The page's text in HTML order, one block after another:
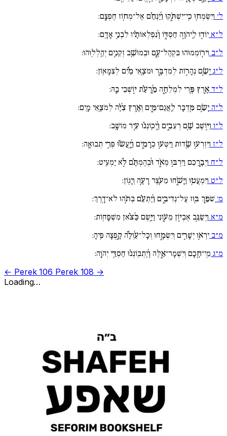
ל׳ וַיִּשְׂמְח֥וּ כִֽי־יִשְׁתֹּ֑קוּ וַ֜יַּנְחֵ֗ם אֶל־מְח֥וֹז חֶפְצָֽם:
ל״א יוֹד֣וּ לַֽיהֹוָ֣ה חַסְדּ֑וֹ וְ֜נִפְלְאוֹתָ֗יו לִבְנֵ֥י אָדָֽם:
ל״ב וִיר֣וֹמְמוּהוּ בִּקְהַל־עָ֑ם וּבְמוֹשַׁ֖ב זְקֵנִ֣ים יְהַֽלְלֽוּהוּ:
ל״ג יָשֵׂ֣ם נְהָר֣וֹת לְמִדְבָּ֑ר וּמֹצָ֥אֵי מַ֜֗יִם לְצִמָּאֽוֹן:
ל״ד אֶ֣רֶץ פְּ֖רִי לִמְלֵחָ֑ה מֵֽ֜רָעַ֗ת י֣וֹשְׁבֵי בָֽהּ:
ל״ה יָשֵׂ֣ם מִּ֖דְבָּר לַֽאֲגַם־מַּ֑יִם וְאֶ֥רֶץ צִ֜יָּ֗ה לְמֹצָ֥אֵי מָֽיִם:
ל״ו וַיּ֣וֹשֶׁב שָׁ֣ם רְעֵבִ֑ים וַֽ֜יְכֽוֹנְנ֗וּ עִ֣יר מוֹשָֽׁב:
ל״ז וַיִּזְרְע֣וּ שָׂ֖דוֹת וַיִּטְּע֣וּ כְרָמִ֑ים וַֽ֜יַּֽעֲשׂ֗וּ פְּרִ֣י תְבוּאָֽה:
ל״ח וַיְבָ֣רֲכֵם וַיִּרְבּ֣וּ מְאֹ֑ד וּ֜בְהֶמְתָּ֗ם לֹ֣א יַמְעִֽיט:
ל״ט וַיִּמְעֲט֥וּ וַיָּשֹׁ֑חוּ מֵעֹ֖צֶר רָעָ֣ה וְיָגֽוֹן:
מ׳ שֹׁפֵ֣ךְ בּ֖וּז עַל־נְדִיבִ֑ים וַ֜יַּתְעֵ֗ם בְּתֹ֣הוּ לֹא־דָֽרֶךְ:
מ״א וַיְשַׂגֵּ֣ב אֶבְי֣וֹן מֵע֑וֹנִי וַיָּ֥שֶׂם כַּ֜צֹּ֗אן מִשְׁפָּחֽוֹת:
מ״ב יִרְא֣וּ יְשָׁרִ֣ים וְיִשְׂמָ֑חוּ וְכָל־עַ֜וְלָ֗ה קָ֣פְצָה פִּֽיהָ:
מ״ג מִֽי־חָ֖כָם וְיִשְׁמָר־אֵ֑לֶּה וְ֜יִֽתְבּֽוֹנְנ֗וּ חַסְדֵּ֥י יְהֹוָֽה:
← Perek 106 Perek 108 →
Loading…